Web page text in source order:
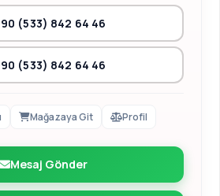
(533) 842 64 46
(533) 842 64 46
Mağazaya Git Profil
Mesaj Gönder